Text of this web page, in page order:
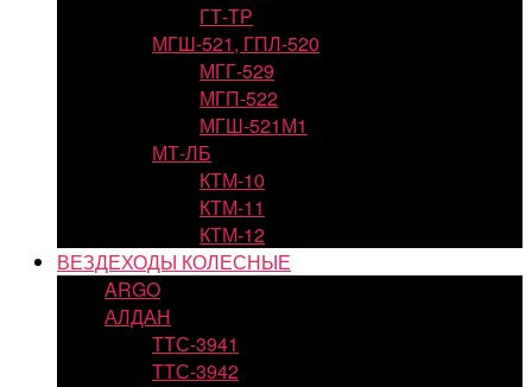
ГТ-ТР
МГШ-521, ГПЛ-520
МГГ-529
МГП-522
МГШ-521М1
МТ-ЛБ
КТМ-10
КТМ-11
КТМ-12
ВЕЗДЕХОДЫ КОЛЕСНЫЕ
ARGO
АЛДАН
ТТС-3941
ТТС-3942